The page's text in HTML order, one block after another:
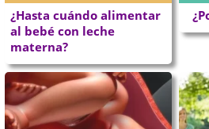
¿Hasta cuándo alimentar
al bebé con leche
materna?